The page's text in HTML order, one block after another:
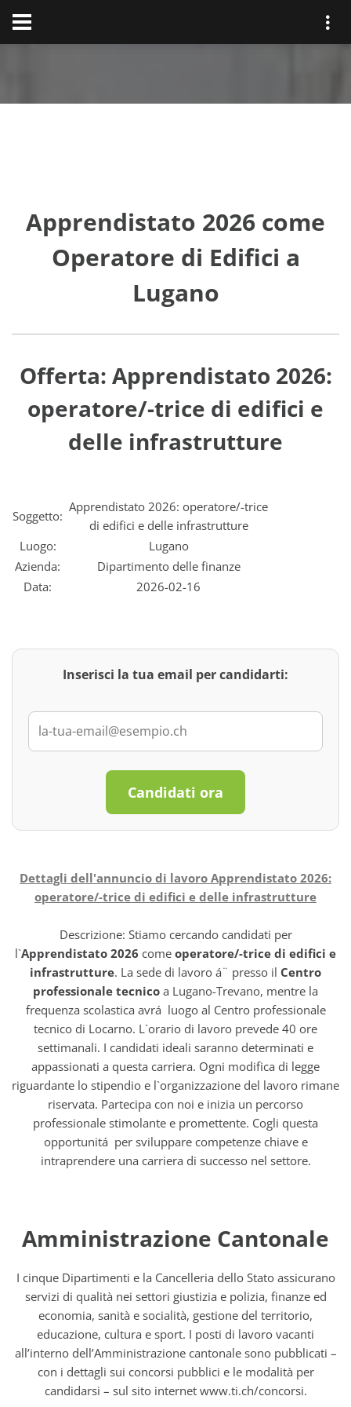
Apprendistato 2026 come
Operatore di Edifici a
Lugano
Offerta: Apprendistato 2026:
operatore/-trice di edifici e
delle infrastrutture
Soggetto:
Apprendistato 2026: operatore/-trice
di edifici e delle infrastrutture
Luogo:
Lugano
Azienda:
Dipartimento delle finanze
Data:
2026-02-16
Inserisci la tua email per candidarti:
Candidati ora
Dettagli dell'annuncio di lavoro Apprendistato 2026:
operatore/-trice di edifici e delle infrastrutture
Descrizione: Stiamo cercando candidati per
l`Apprendistato 2026 come operatore/-trice di edifici e
infrastrutture. La sede di lavoro á¨ presso il Centro
professionale tecnico a Lugano-Trevano, mentre la
frequenza scolastica avrá luogo al Centro professionale
tecnico di Locarno. L`orario di lavoro prevede 40 ore
settimanali. I candidati ideali saranno determinati e
appassionati a questa carriera. Ogni modifica di legge
riguardante lo stipendio e l`organizzazione del lavoro rimane
riservata. Partecipa con noi e inizia un percorso
professionale stimolante e promettente. Cogli questa
opportunitá per sviluppare competenze chiave e
intraprendere una carriera di successo nel settore.
Amministrazione Cantonale
I cinque Dipartimenti e la Cancelleria dello Stato assicurano
servizi di qualità nei settori giustizia e polizia, finanze ed
economia, sanità e socialità, gestione del territorio,
educazione, cultura e sport. I posti di lavoro vacanti
all’interno dell’Amministrazione cantonale sono pubblicati –
con i dettagli sui concorsi pubblici e le modalità per
candidarsi – sul sito internet www.ti.ch/concorsi.